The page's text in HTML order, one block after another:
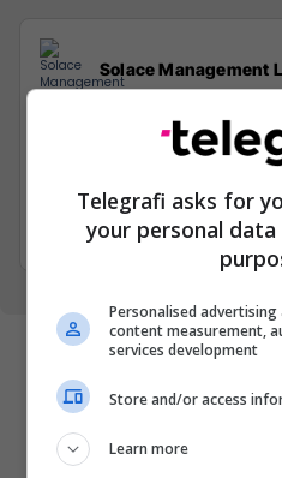
Solace Management
Sales Development and
Prishtinë
29 Gusht 2026
Telegrafi asks for
your personal
Personalised
content measurement,
services development
Store and/or access
Learn more